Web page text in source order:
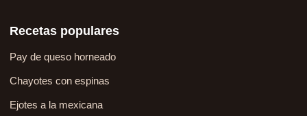
Recetas populares
Pay de queso horneado
Chayotes con espinas
Ejotes a la mexicana